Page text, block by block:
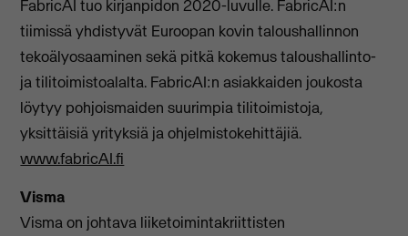
FabricAI tuo kirjanpidon 2020-luvulle. FabricAI:n
tiimissä yhdistyvät Euroopan kovin taloushallinnon
tekoälyosaaminen sekä pitkä kokemus taloushallinto-
ja tilitoimistoalalta. FabricAI:n asiakkaiden joukosta
löytyy pohjoismaiden suurimpia tilitoimistoja,
yksittäisiä yrityksiä ja ohjelmistokehittäjiä.
www.fabricAI.fi
Visma
Visma on johtava liiketoimintakriittisten